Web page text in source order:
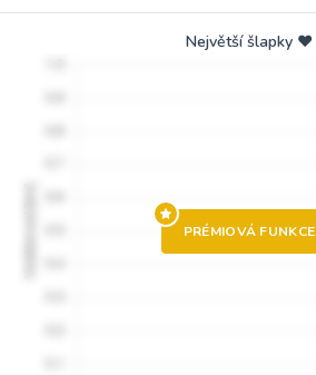
Největší šlapky ❤️
PRÉMIOVÁ FUNKCE